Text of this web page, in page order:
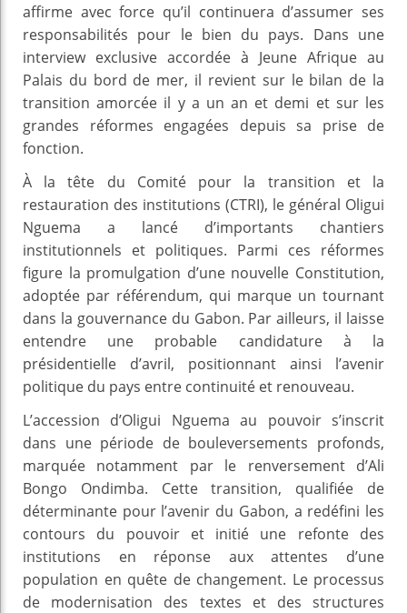
affirme avec force qu’il continuera d’assumer ses
responsabilités pour le bien du pays. Dans une
interview exclusive accordée à Jeune Afrique au
Palais du bord de mer, il revient sur le bilan de la
transition amorcée il y a un an et demi et sur les
grandes réformes engagées depuis sa prise de
fonction.
À la tête du Comité pour la transition et la
restauration des institutions (CTRI), le général Oligui
Nguema a lancé d’importants chantiers
institutionnels et politiques. Parmi ces réformes
figure la promulgation d’une nouvelle Constitution,
adoptée par référendum, qui marque un tournant
dans la gouvernance du Gabon. Par ailleurs, il laisse
entendre une probable candidature à la
présidentielle d’avril, positionnant ainsi l’avenir
politique du pays entre continuité et renouveau.
L’accession d’Oligui Nguema au pouvoir s’inscrit
dans une période de bouleversements profonds,
marquée notamment par le renversement d’Ali
Bongo Ondimba. Cette transition, qualifiée de
déterminante pour l’avenir du Gabon, a redéfini les
contours du pouvoir et initié une refonte des
institutions en réponse aux attentes d’une
population en quête de changement. Le processus
de modernisation des textes et des structures